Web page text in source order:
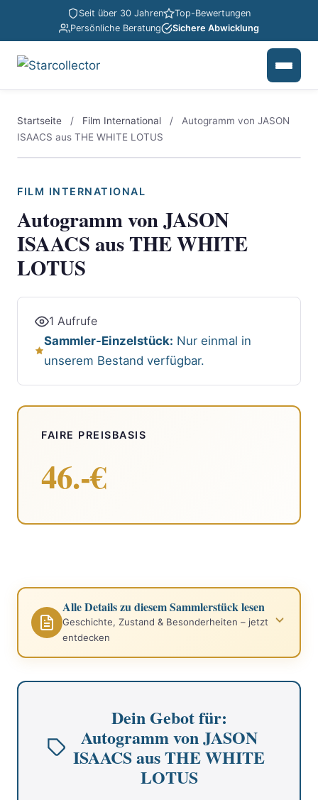
Seit über 30 Jahren
Top-Bewertungen
Persönliche Beratung
Sichere Abwicklung
Startseite / Film International /
Autogramm von JASON
ISAACS aus THE WHITE LOTUS
FILM INTERNATIONAL
Autogramm von JASON
ISAACS aus THE WHITE
LOTUS
1 Aufrufe
Sammler-Einzelstück: Nur einmal in
unserem Bestand verfügbar.
FAIRE PREISBASIS
46.-€
Alle Details zu diesem Sammlerstück lesen
Geschichte, Zustand & Besonderheiten – jetzt
entdecken
Dein Gebot für:
Autogramm von JASON
ISAACS aus THE WHITE
LOTUS